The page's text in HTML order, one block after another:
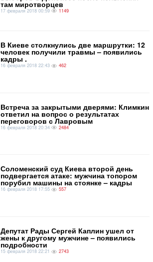
там миротворцев
17 февраля 2018 00:59 1149
​В Киеве столкнулись две маршрутки: 12
человек получили травмы – появились
кадры .
16 февраля 2018 22:43 462
Встреча за закрытыми дверями: Климкин
ответил на вопрос о результатах
переговоров с Лавровым
16 февраля 2018 20:34 2484
Соломенский суд Киева второй день
подвергается атаке: мужчина топором
порубил машины на стоянке – кадры
16 февраля 2018 17:55 557
​Депутат Рады Сергей Каплин ушел от
жены к другому мужчине – появились
подробности
15 февраля 2018 22:21 2743